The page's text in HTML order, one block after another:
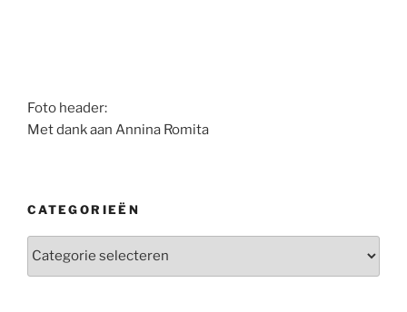
Foto header:
Met dank aan Annina Romita
CATEGORIEËN
Categorieën